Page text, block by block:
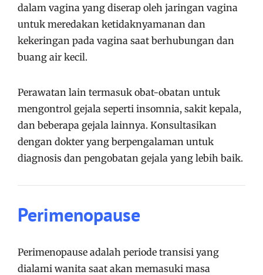
dalam vagina yang diserap oleh jaringan vagina
untuk meredakan ketidaknyamanan dan
kekeringan pada vagina saat berhubungan dan
buang air kecil.
Perawatan lain termasuk obat-obatan untuk
mengontrol gejala seperti insomnia, sakit kepala,
dan beberapa gejala lainnya. Konsultasikan
dengan dokter yang berpengalaman untuk
diagnosis dan pengobatan gejala yang lebih baik.
Perimenopause
Perimenopause adalah periode transisi yang
dialami wanita saat akan memasuki masa